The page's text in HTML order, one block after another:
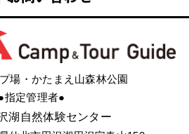
場・かたまえ山森林公園
指定管理者●
湖自然体験センター